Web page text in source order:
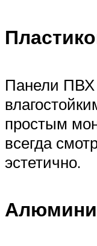
Панели ПВХ
простым
всегда
эстетично.